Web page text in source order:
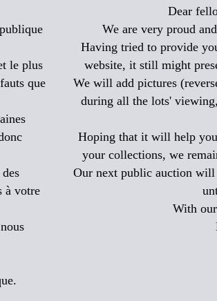
le plus
que
à votre
Dear
We are very proud
Having tried to provide
website, it still might
We will add pictures
during all the lots'
Hoping that it will help
your collections, we
Our next public auction will
With